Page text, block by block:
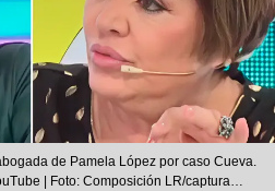
de Pamela López por caso Cueva.
| Foto: Composición LR/captura